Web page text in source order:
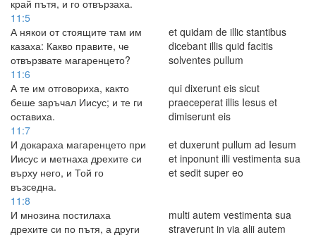
край пътя, и го отвързаха.
11:5
А някои от стоящите там им
казаха: Какво правите, че
отвързвате магаренцето?
et quidam de illic stantibus
dicebant illis quid facitis
solventes pullum
11:6
А те им отговориха, както
беше заръчал Иисус; и те ги
оставиха.
qui dixerunt eis sicut
praeceperat illis Iesus et
dimiserunt eis
11:7
И докараха магаренцето при
Иисус и метнаха дрехите си
върху него, и Той го
възседна.
et duxerunt pullum ad Iesum
et inponunt illi vestimenta sua
et sedit super eo
11:8
И мнозина постилаха
дрехите си по пътя, а други
multi autem vestimenta sua
straverunt in via alii autem